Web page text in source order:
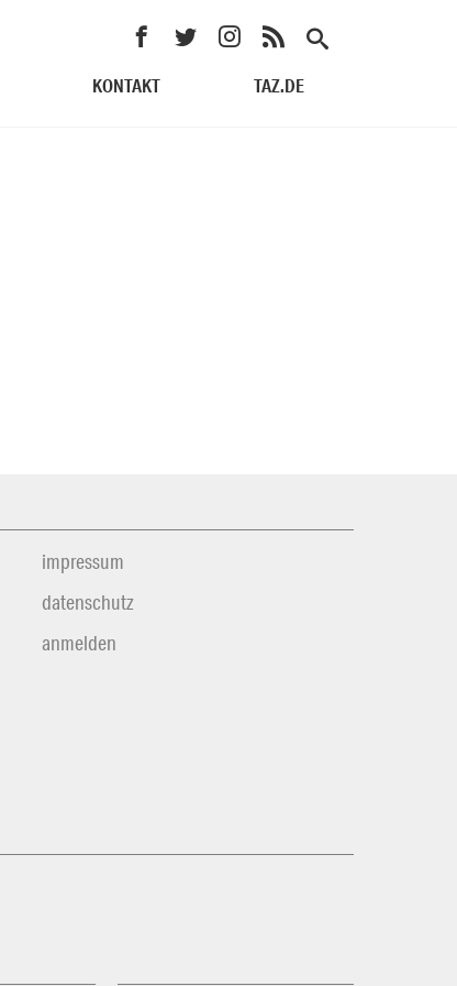
KONTAKT TAZ.DE
impressum
datenschutz
anmelden